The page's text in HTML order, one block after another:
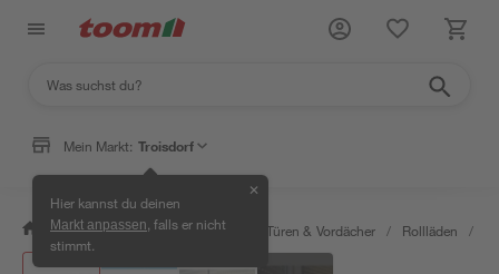
Mein Markt: Troisdorf
Hier kannst du deinen
Markt anpassen , falls er nicht
stimmt.
✕
/ Bauen & Renovieren / Fenster, Türen & Vordächer / Rollläden /